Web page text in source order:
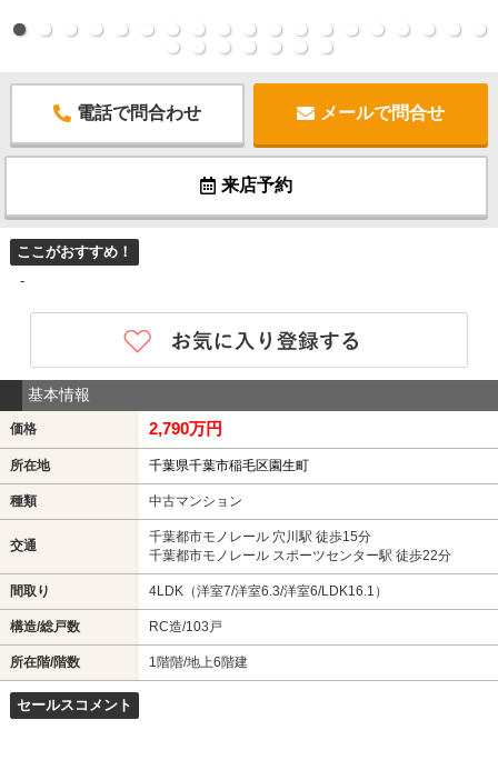
電話で問合わせ メールで問合せ
来店予約
ここがおすすめ！
-
基本情報
価格 2,790万円
所在地 千葉県千葉市稲毛区園生町
種類 中古マンション
交通
千葉都市モノレール 穴川駅 徒歩15分
千葉都市モノレール スポーツセンター駅 徒歩22分
間取り 4LDK（洋室7/洋室6.3/洋室6/LDK16.1）
構造/総戸数 RC造/103戸
所在階/階数 1階階/地上6階建
セールスコメント